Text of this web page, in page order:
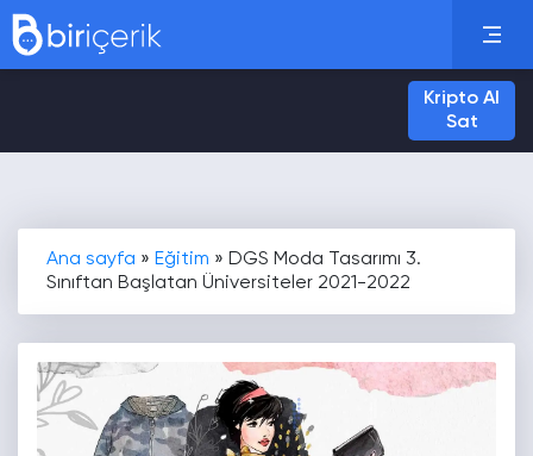
Kripto Al
Sat
Ana sayfa » Eğitim » DGS Moda Tasarımı 3.
Sınıftan Başlatan Üniversiteler 2021-2022